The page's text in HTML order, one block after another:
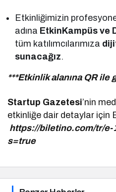
Etkinliğimizin
adına EtkinKampüs ve
tüm katılımcılarımıza
sunacağız.
***Etkinlik alanına QR ile
Startup Gazetesi’nin
etkinliğe dair detaylar için
https://biletino.com/tr/e-
s=true